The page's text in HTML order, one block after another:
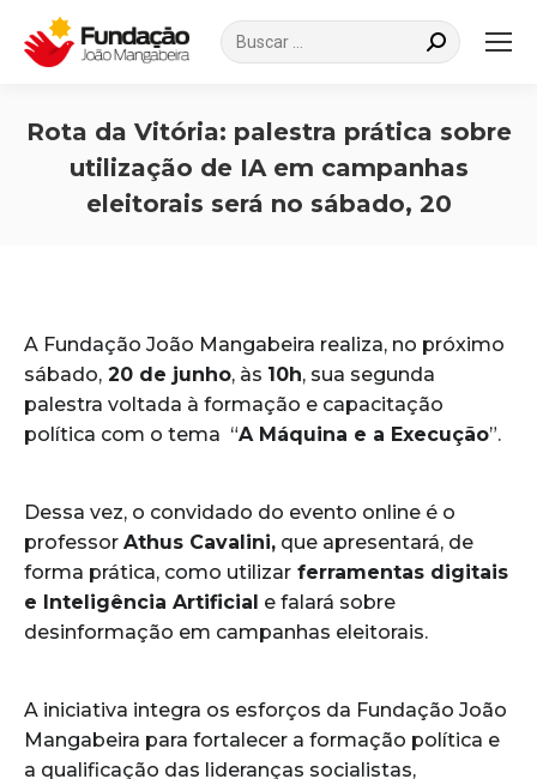
Search:
Rota da Vitória: palestra prática sobre
utilização de IA em campanhas
eleitorais será no sábado, 20
A Fundação João Mangabeira realiza, no próximo
sábado, 20 de junho, às 10h, sua segunda
palestra voltada à formação e capacitação
política com o tema “A Máquina e a Execução”.
Dessa vez, o convidado do evento online é o
professor Athus Cavalini, que apresentará, de
forma prática, como utilizar ferramentas digitais
e Inteligência Artificial e falará sobre
desinformação em campanhas eleitorais.
A iniciativa integra os esforços da Fundação João
Mangabeira para fortalecer a formação política e
a qualificação das lideranças socialistas,